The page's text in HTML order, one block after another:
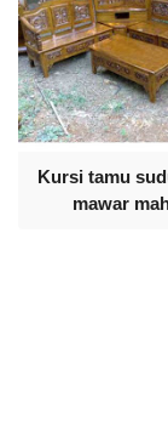
Kursi tamu
mawar